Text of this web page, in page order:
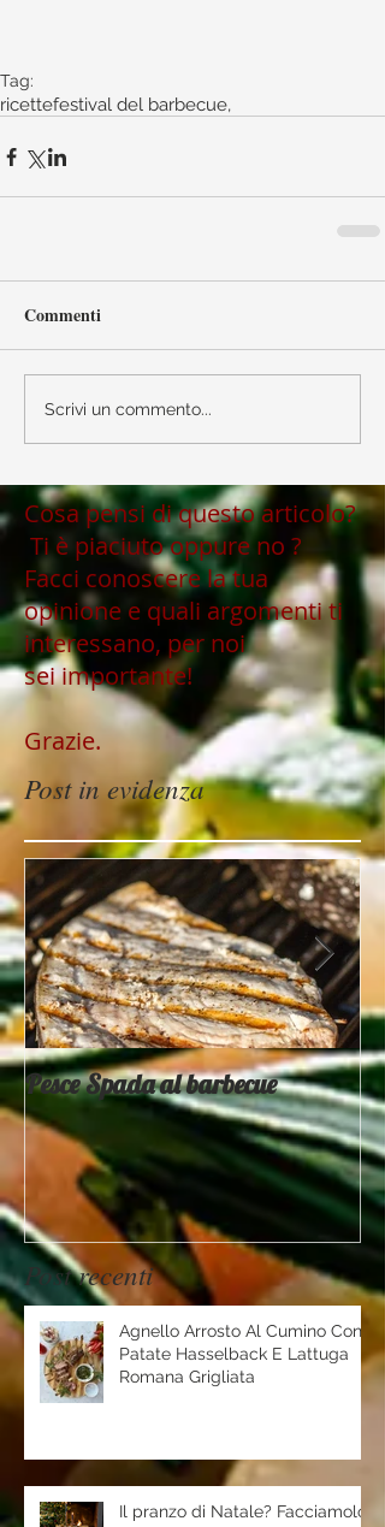
Tag:
ricettefestival del barbecue,
Commenti
Scrivi un commento...
Cosa pensi di questo articolo?
Ti è piaciuto oppure no ?
Facci conoscere la tua
opinione e quali argomenti ti
interessano, per noi
sei importante!
Grazie.
Post in evidenza
Pesce Spada al barbecue
Post recenti
Agnello Arrosto Al Cumino Con
Patate Hasselback E Lattuga
Romana Grigliata
Il pranzo di Natale? Facciamolo